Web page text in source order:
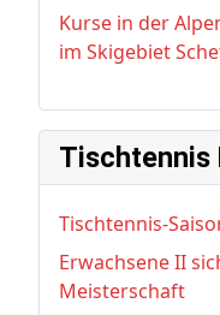
Kurse in der
im Skigebiet
Tischtennis
Tischtennis-
Erwachsene II
Meisterschaft